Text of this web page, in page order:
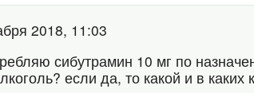
2018, 11:03
сибутрамин 10 мг по
если да, то какой и в каких